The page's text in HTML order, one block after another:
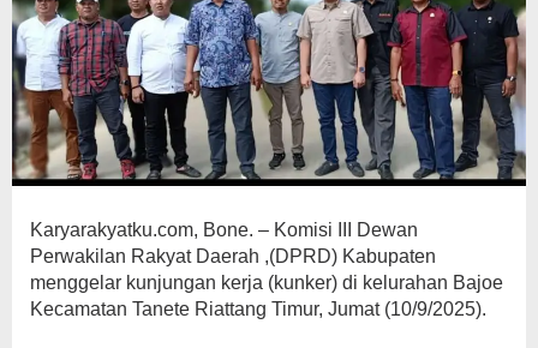
Karyarakyatku.com, Bone. – Komisi III Dewan
Perwakilan Rakyat Daerah ,(DPRD) Kabupaten
menggelar kunjungan kerja (kunker) di kelurahan Bajoe
Kecamatan Tanete Riattang Timur, Jumat (10/9/2025).